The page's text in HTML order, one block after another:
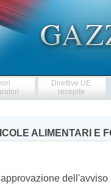
Direttive UE
recepite
ALIMENTARI E